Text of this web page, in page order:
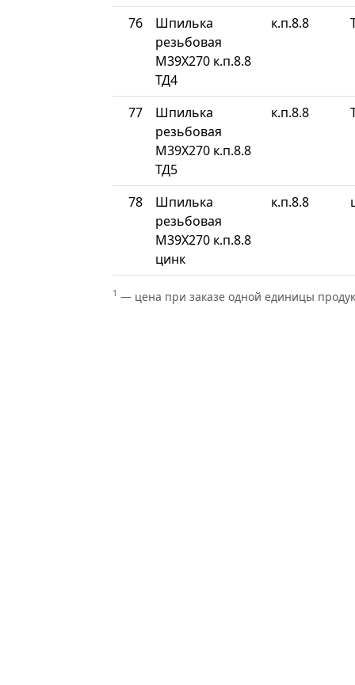
76
Шпилька
резьбовая
М39Х270 к.п.8.8
ТД4
к.п.8.8
77
Шпилька
резьбовая
М39Х270 к.п.8.8
ТД5
к.п.8.8
78
Шпилька
резьбовая
М39Х270 к.п.8.8
цинк
к.п.8.8
1 — цена при заказе одной единицы